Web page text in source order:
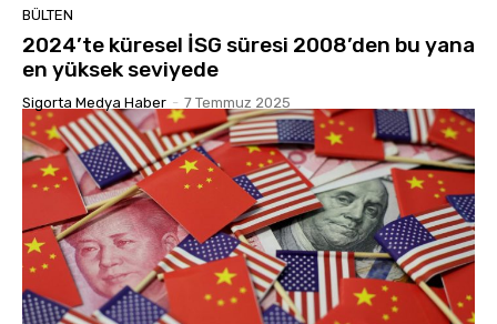
BÜLTEN
2024’te küresel İSG süresi 2008’den bu yana
en yüksek seviyede
Sigorta Medya Haber - 7 Temmuz 2025